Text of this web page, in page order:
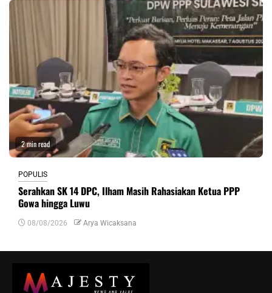
2 min read
POPULIS
Serahkan SK 14 DPC, Ilham Masih Rahasiakan Ketua PPP
Gowa hingga Luwu
08/08/2026 Arya Wicaksana